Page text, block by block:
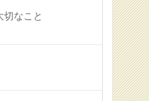
切なこと